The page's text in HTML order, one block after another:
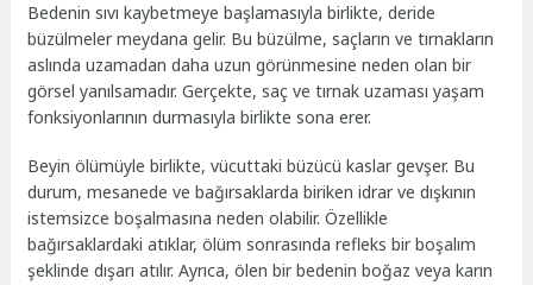
Bedenin sıvı kaybetmeye başlamasıyla birlikte, deride
büzülmeler meydana gelir. Bu büzülme, saçların ve tırnakların
aslında uzamadan daha uzun görünmesine neden olan bir
görsel yanılsamadır. Gerçekte, saç ve tırnak uzaması yaşam
fonksiyonlarının durmasıyla birlikte sona erer.
Beyin ölümüyle birlikte, vücuttaki büzücü kaslar gevşer. Bu
durum, mesanede ve bağırsaklarda biriken idrar ve dışkının
istemsizce boşalmasına neden olabilir. Özellikle
bağırsaklardaki atıklar, ölüm sonrasında refleks bir boşalım
şeklinde dışarı atılır. Ayrıca, ölen bir bedenin boğaz veya karın